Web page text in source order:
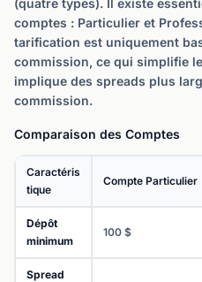
(quatre types). Il existe
comptes : Particulier et
tarification est uniquement
commission, ce qui simplifie
implique des spreads plus
commission.
Comparaison des Comptes
Caractéris
tique
Compte Particulier
Dépôt
minimum
100 $
Spread